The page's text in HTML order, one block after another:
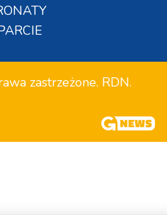
zastrzeżone. RDN.